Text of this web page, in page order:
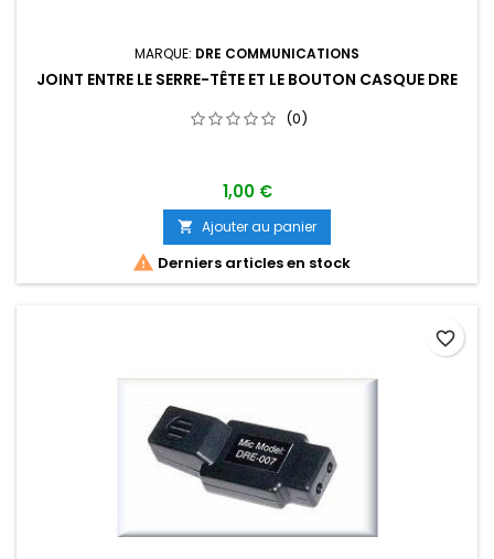
MARQUE: DRE COMMUNICATIONS
JOINT ENTRE LE SERRE-TÊTE ET LE BOUTON CASQUE DRE
(0)
1,00 €
 Ajouter au panier
 Derniers articles en stock
favorite_border